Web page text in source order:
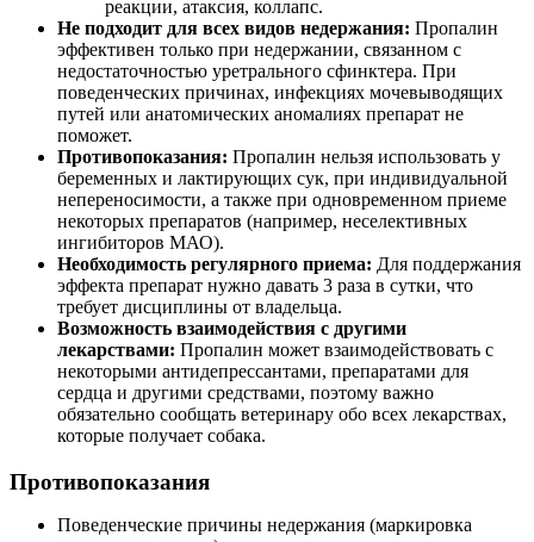
реакции, атаксия, коллапс.
Не подходит для всех видов недержания: Пропалин
эффективен только при недержании, связанном с
недостаточностью уретрального сфинктера. При
поведенческих причинах, инфекциях мочевыводящих
путей или анатомических аномалиях препарат не
поможет.
Противопоказания: Пропалин нельзя использовать у
беременных и лактирующих сук, при индивидуальной
непереносимости, а также при одновременном приеме
некоторых препаратов (например, неселективных
ингибиторов МАО).
Необходимость регулярного приема: Для поддержания
эффекта препарат нужно давать 3 раза в сутки, что
требует дисциплины от владельца.
Возможность взаимодействия с другими
лекарствами: Пропалин может взаимодействовать с
некоторыми антидепрессантами, препаратами для
сердца и другими средствами, поэтому важно
обязательно сообщать ветеринару обо всех лекарствах,
которые получает собака.
Противопоказания
Поведенческие причины недержания (маркировка